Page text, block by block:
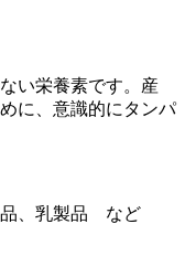
い栄養素です。産
に、意識的にタンパ
品、乳製品 など